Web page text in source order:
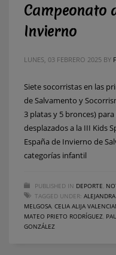
Campeonato
Invierno
LUNES, 03 FEBRERO 2025 BY
Siete socorristas en las
de Salvamento y
3 platas y 5 bronces)
desplazados a la III Kids
España de Invierno de
categorías infantil
PUBLISHED IN DEPORTE
TAGGED UNDER:
MELGOSA CELIA ALIJA
MATEO PRIETO RODRÍGUEZ
GONZÁLEZ